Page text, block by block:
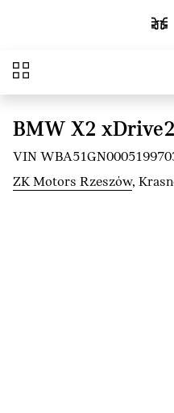
Przejdź do głównej treści
Przegląd
BMW X2
VIN
ZK Motors Rzeszów,